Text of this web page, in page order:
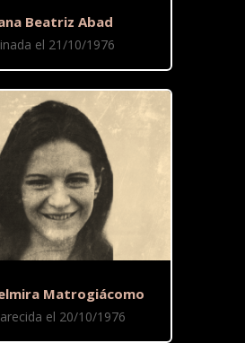
Beatriz Abad
el 21/10/1976
Matrogiácomo
el 20/10/1976